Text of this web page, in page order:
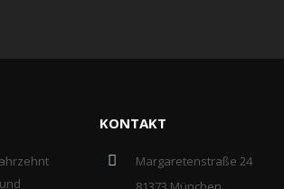
KONTAKT
Margaretenstraße 24